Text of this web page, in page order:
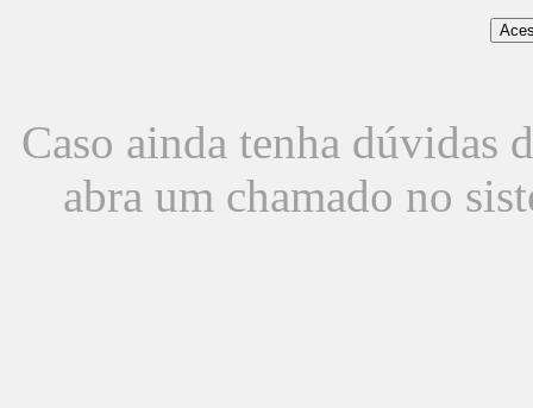
Caso ainda tenha dúvidas
abra um chamado no